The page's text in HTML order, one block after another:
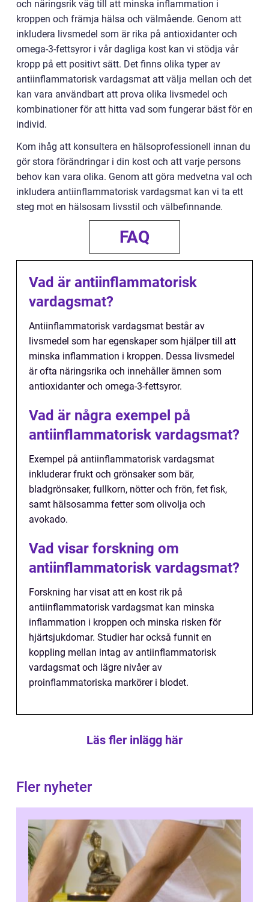
och näringsrik väg till att minska inflammation i
kroppen och främja hälsa och välmående. Genom att
inkludera livsmedel som är rika på antioxidanter och
omega-3-fettsyror i vår dagliga kost kan vi stödja vår
kropp på ett positivt sätt. Det finns olika typer av
antiinflammatorisk vardagsmat att välja mellan och det
kan vara användbart att prova olika livsmedel och
kombinationer för att hitta vad som fungerar bäst för en
individ.
Kom ihåg att konsultera en hälsoprofessionell innan du
gör stora förändringar i din kost och att varje persons
behov kan vara olika. Genom att göra medvetna val och
inkludera antiinflammatorisk vardagsmat kan vi ta ett
steg mot en hälsosam livsstil och välbefinnande.
FAQ
Vad är antiinflammatorisk
vardagsmat?
Antiinflammatorisk vardagsmat består av
livsmedel som har egenskaper som hjälper till att
minska inflammation i kroppen. Dessa livsmedel
är ofta näringsrika och innehåller ämnen som
antioxidanter och omega-3-fettsyror.
Vad är några exempel på
antiinflammatorisk vardagsmat?
Exempel på antiinflammatorisk vardagsmat
inkluderar frukt och grönsaker som bär,
bladgrönsaker, fullkorn, nötter och frön, fet fisk,
samt hälsosamma fetter som olivolja och
avokado.
Vad visar forskning om
antiinflammatorisk vardagsmat?
Forskning har visat att en kost rik på
antiinflammatorisk vardagsmat kan minska
inflammation i kroppen och minska risken för
hjärtsjukdomar. Studier har också funnit en
koppling mellan intag av antiinflammatorisk
vardagsmat och lägre nivåer av
proinflammatoriska markörer i blodet.
Läs fler inlägg här
Fler nyheter